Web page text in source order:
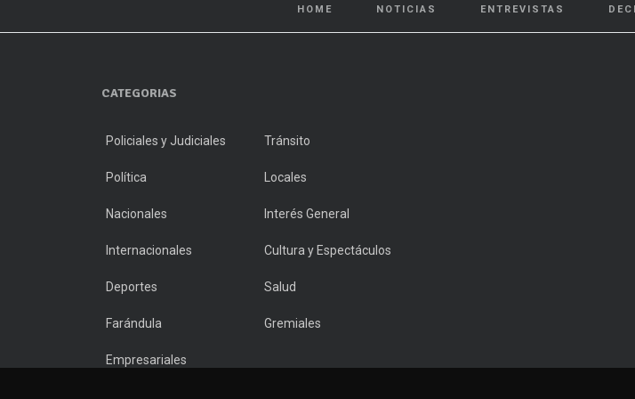
HOME NOTICIAS ENTREVISTAS
CATEGORIAS
Policiales y Judiciales Tránsito
Política Locales
Nacionales Interés General
Internacionales Cultura y Espectáculos
Deportes Salud
Farándula Gremiales
Empresariales